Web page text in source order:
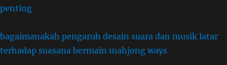
penting
bagaimanakah pengaruh desain suara dan musik latar
terhadap suasana bermain mahjong ways